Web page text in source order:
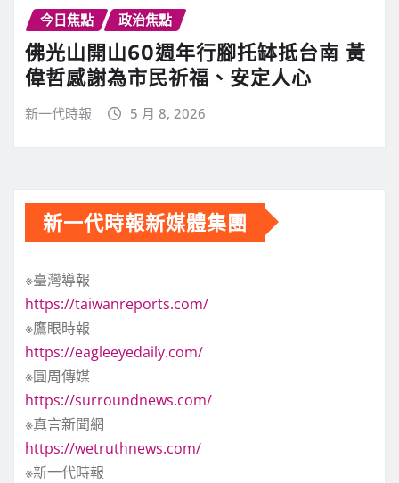
今日焦點 政治焦點
佛光山開山60週年行腳托缽抵台南 黃
偉哲感謝為市民祈福、安定人心
新一代時報 5 月 8, 2026
新一代時報新媒體集團
※臺灣導報
https://taiwanreports.com/
※鷹眼時報
https://eagleeyedaily.com/
※圓周傳媒
https://surroundnews.com/
※真言新聞網
https://wetruthnews.com/
※新一代時報